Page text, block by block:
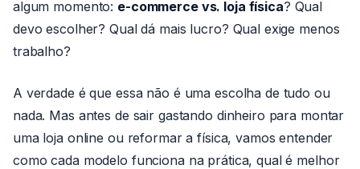
Paulo
algum momento: e-commerce vs. loja física? Qual
devo escolher? Qual dá mais lucro? Qual exige menos
trabalho?
A verdade é que essa não é uma escolha de tudo ou
nada. Mas antes de sair gastando dinheiro para montar
uma loja online ou reformar a física, vamos entender
como cada modelo funciona na prática, qual é melhor